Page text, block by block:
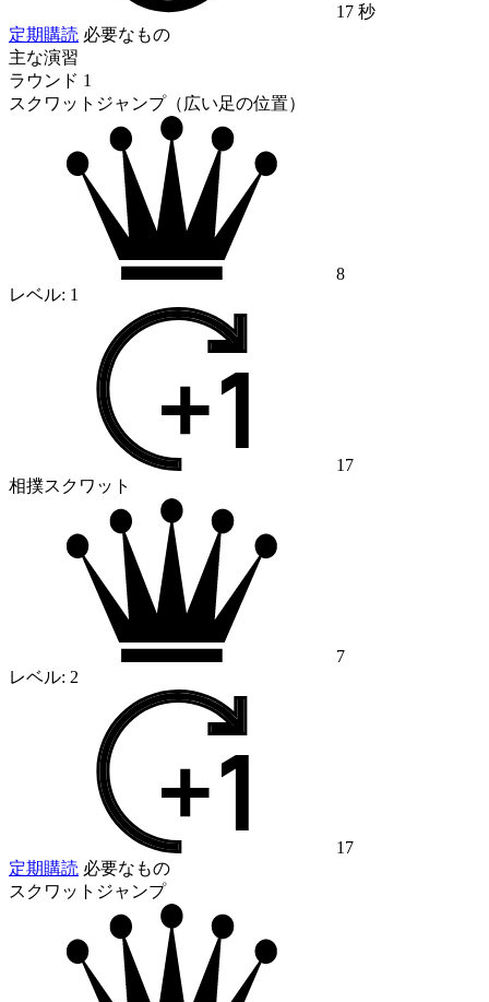
17 秒
定期購読 必要なもの
主な演習
ラウンド 1
スクワットジャンプ（広い足の位置）
8
レベル: 1
17
相撲スクワット
7
レベル: 2
17
定期購読 必要なもの
スクワットジャンプ